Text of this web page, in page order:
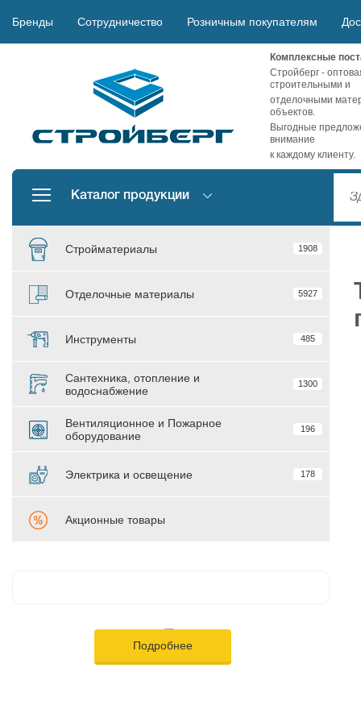
Бренды Сотрудничество Розничным покупателям
Комплексные
Стройберг -
строительными и
отделочными
объектов.
Выгодные
внимание
к каждому клиенту.
Каталог продукции
Стройматериалы 1908
Отделочные материалы 5927
Инструменты 485
Сантехника, отопление и
водоснабжение
1300
Вентиляционное и Пожарное
оборудование
196
Электрика и освещение 178
Акционные товары
Подробнее